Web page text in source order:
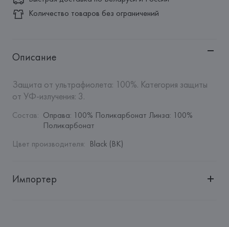
Количество товаров без ограничений
Описание
Защита от ультрафиолета: 100%. Категория защиты
от УФ-излучения: 3.
Состав: Оправа: 100% Поликарбонат Линза: 100%
Поликарбонат
Цвет производителя: Black (BK)
Импортер